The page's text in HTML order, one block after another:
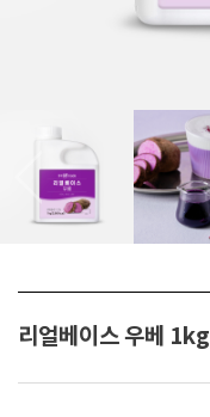
리얼베이스 우베 1kg